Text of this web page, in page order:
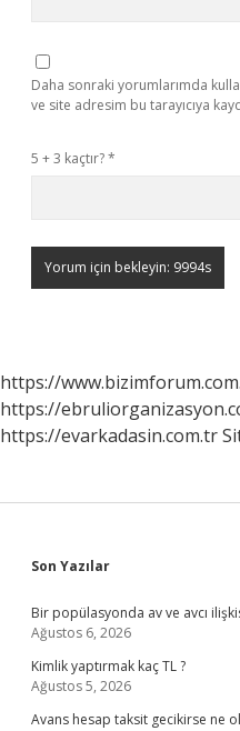
Daha sonraki yorumlarımda
ve site adresim bu tarayıcıya
5 + 3 kaçtır?*
https://
https://
https://evarkadasin.com.tr
Sidebar
Son Yazılar
Bir popülasyonda av ve avcı
Ağustos 6, 2026
Kimlik yaptırmak kaç TL ?
Ağustos 5, 2026
Avans hesap taksit gecikirse ne